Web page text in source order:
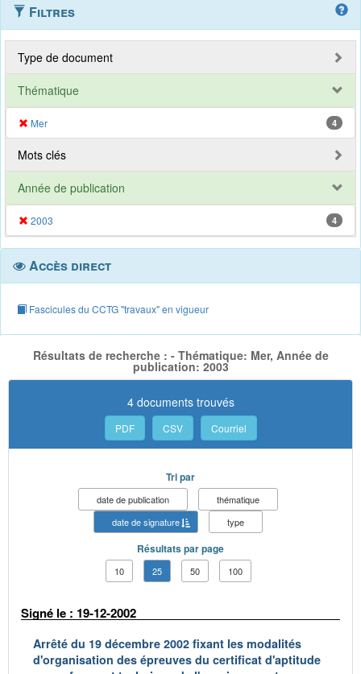
Filtres
Type de document
Thématique
Mer 4
Mots clés
Année de publication
2003 4
Accès direct
Fascicules du CCTG "travaux" en vigueur
Résultats de recherche : - Thématique: Mer, Année de
publication: 2003
4 documents trouvés
PDF CSV Courriel
Tri par
date de publication
thématique
date de signature
type
Résultats par page
10 25 50 100
Signé le : 19-12-2002
Arrêté du 19 décembre 2002 fixant les modalités
d'organisation des épreuves du certificat d'aptitude